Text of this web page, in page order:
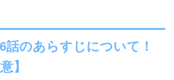
話のあらすじについて！
】